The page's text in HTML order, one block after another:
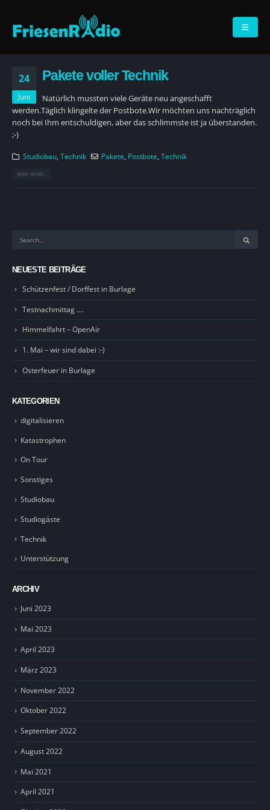
24
Juni
Pakete voller Technik
Natürlich mussten viele Geräte neu angeschafft
werden.Täglich klingelte der Postbote.Wir möchten uns nachträglich
noch bei Ihm entschuldigen, aber das schlimmste ist ja überstanden.
;-)
Studiobau, Technik Pakete, Postbote,Technik
READ MORE...
NEUESTE BEITRÄGE
Schützenfest / Dorffest in Burlage
Testnachmittag ….
Himmelfahrt – OpenAir
1. Mai – wir sind dabei :-)
Osterfeuer in Burlage
KATEGORIEN
digitalisieren
Katastrophen
On Tour
Sonstiges
Studiobau
Studiogäste
Technik
Unterstützung
ARCHIV
Juni 2023
Mai 2023
April 2023
März 2023
November 2022
Oktober 2022
September 2022
August 2022
Mai 2021
April 2021